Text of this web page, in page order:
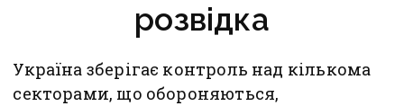
розвідка
Україна зберігає контроль над кількома
секторами, що обороняються,